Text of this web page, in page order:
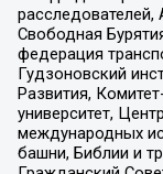
Свободная
федерация
Гудзоновский
Развития,
университет,
международных
башни, Библии и